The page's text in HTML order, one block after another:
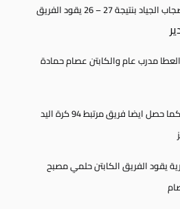
قد فاز امس علي نادي أصجاب الجياد بنتيجة 27 – 26 يقود الفريق
مدرب عام والكابتنعصام حمادة
حصل ايضا فريق مرتبط 94 كرة اليد
يقود الفريق الكابتن حلمي مصبح